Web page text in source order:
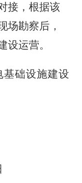
接，根据该
场勘察后，
设运营。
基础设施建设